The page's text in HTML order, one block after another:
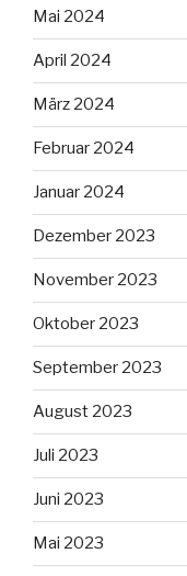
Mai 2024
April 2024
März 2024
Februar 2024
Januar 2024
Dezember 2023
November 2023
Oktober 2023
September 2023
August 2023
Juli 2023
Juni 2023
Mai 2023